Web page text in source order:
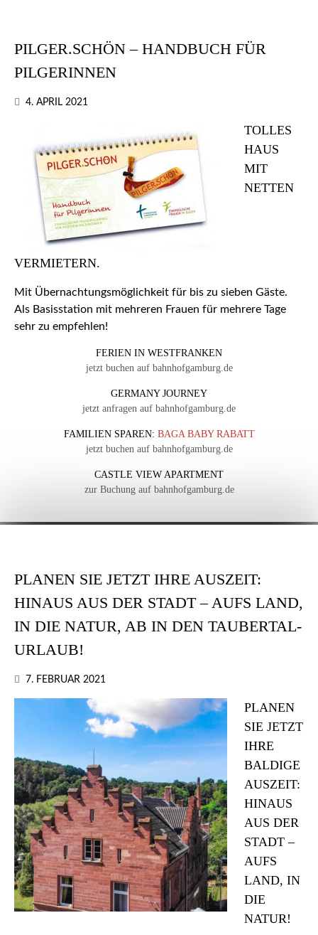
PILGER.SCHÖN – HANDBUCH FÜR
PILGERINNEN
4. APRIL 2021
TOLLES
HAUS
MIT
NETTEN
VERMIETERN.
Mit Übernachtungsmöglichkeit für bis zu sieben Gäste.
Als Basisstation mit mehreren Frauen für mehrere Tage
sehr zu empfehlen!
FERIEN IN WESTFRANKEN
jetzt buchen auf bahnhofgamburg.de
GERMANY JOURNEY
jetzt anfragen auf bahnhofgamburg.de
FAMILIEN SPAREN: BAGA BABY RABATT
jetzt buchen auf bahnhofgamburg.de
CASTLE VIEW APARTMENT
zur Buchung auf bahnhofgamburg.de
PLANEN SIE JETZT IHRE AUSZEIT:
HINAUS AUS DER STADT – AUFS LAND,
IN DIE NATUR, AB IN DEN TAUBERTAL-
URLAUB!
7. FEBRUAR 2021
PLANEN
SIE JETZT
IHRE
BALDIGE
AUSZEIT:
HINAUS
AUS DER
STADT –
AUFS
LAND, IN
DIE
NATUR!